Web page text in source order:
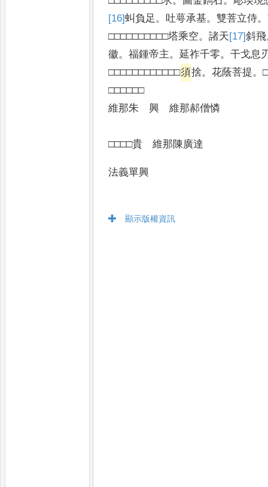
[16]虯 負足。 吐萼承基。雙菩立侍。
□□□□□□□□□□塔乘空。諸天[17]斜飛
徽。福鍾帝主。 延祚千零。干戈息
□□□□□□□□□□□□須捨。花蔭菩提。
維那朱 興 維那郝僧憐
□□□□貴 維那陳廣達
法義單興
顯示版權資訊